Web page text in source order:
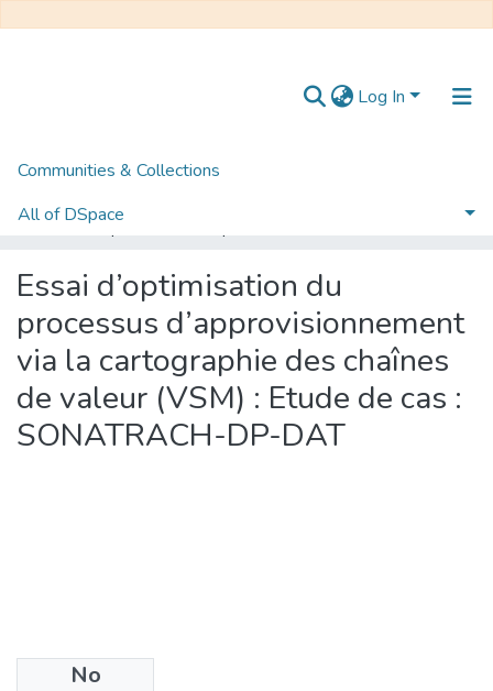
Log In
Communities & Collections
All of DSpace
Home
Mémoire de Master
Essai d’optimisation du
processus d’approvisionnement
via la cartographie des chaînes
de valeur (VSM) : Etude de cas :
SONATRACH-DP-DAT
No